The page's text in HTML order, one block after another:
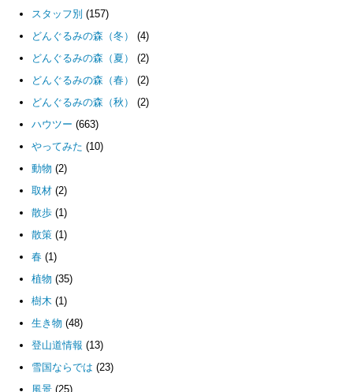
スタッフ別 (157)
どんぐるみの森（冬）
(4)
どんぐるみの森（夏）
(2)
どんぐるみの森（春）
(2)
どんぐるみの森（秋）
(2)
ハウツー (663)
やってみた (10)
動物 (2)
取材 (2)
散歩 (1)
散策 (1)
春 (1)
植物 (35)
樹木 (1)
生き物 (48)
登山道情報 (13)
雪国ならでは (23)
風景 (25)